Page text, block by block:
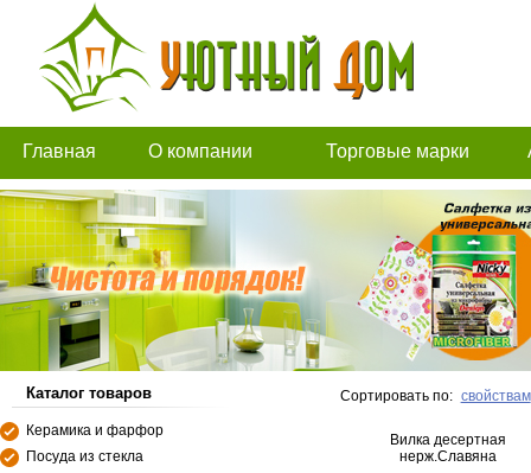
Главная О компании Торговые марки
Каталог товаров
Керамика и фарфор
Посуда из стекла
Сортировать по: свойствам
Вилка десертная
нерж.Славяна